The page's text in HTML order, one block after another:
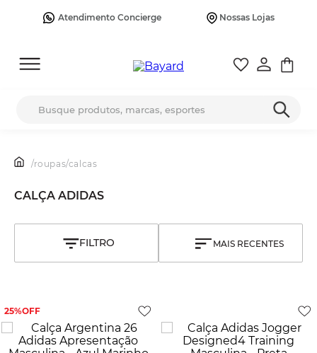
Atendimento Concierge Nossas Lojas
/roupas/calcas
CALÇA ADIDAS
MAIS RECENTES
25%